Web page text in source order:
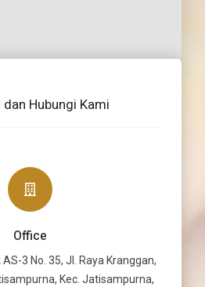
Hubungi Kami
Office
3 No. 35, Jl. Raya Kranggan,
Kec. Jatisampurna,